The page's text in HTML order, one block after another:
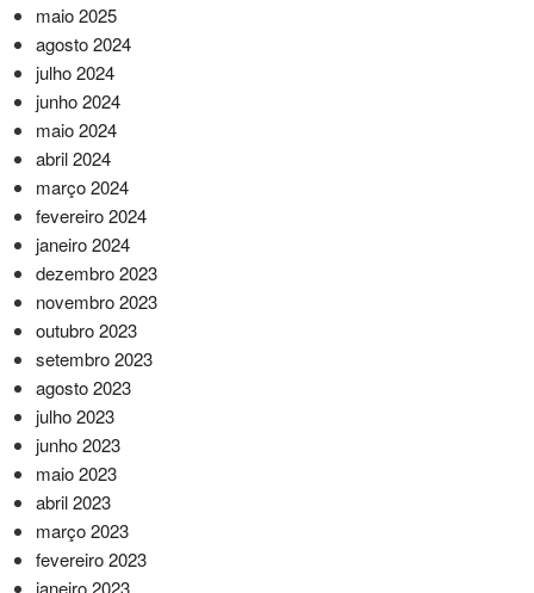
maio 2025
agosto 2024
julho 2024
junho 2024
maio 2024
abril 2024
março 2024
fevereiro 2024
janeiro 2024
dezembro 2023
novembro 2023
outubro 2023
setembro 2023
agosto 2023
julho 2023
junho 2023
maio 2023
abril 2023
março 2023
fevereiro 2023
janeiro 2023